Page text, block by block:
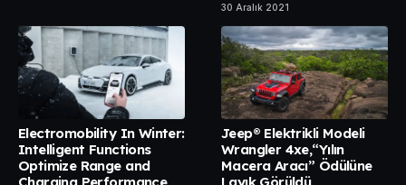
30 Aralık 2021
Electromobility In Winter:
Intelligent Functions
Optimize Range and
Jeep® Elektrikli Modeli
Wrangler 4xe,“Yılın
Macera Aracı” Ödülüne